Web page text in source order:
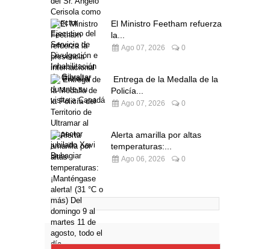
El Ministro Feetham refuerza
la...
Ago 07, 2026 0
Entrega de la Medalla de la
Policía...
Ago 07, 2026 0
Alerta amarilla por altas
temperaturas:...
Ago 06, 2026 0